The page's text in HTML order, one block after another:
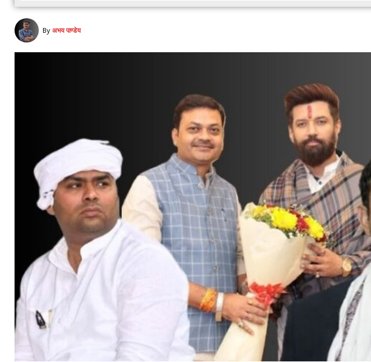
By अभय पाण्डेय